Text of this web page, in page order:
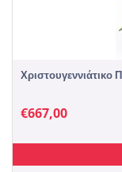
Χριστουγεννιάτικο
€667,00